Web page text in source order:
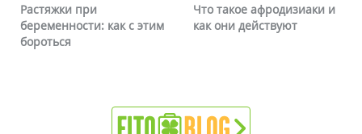
Что такое афродизиаки и
как они действуют
Почему краснеет лицо и
можно ли это убрать